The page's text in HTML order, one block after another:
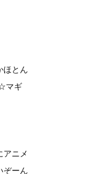
ほとん
マギ
アニメ
ぞーん